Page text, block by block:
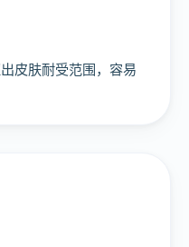
皮肤耐受范围，容易